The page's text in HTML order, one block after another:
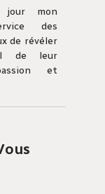
jour mon
des
de révéler
de leur
et